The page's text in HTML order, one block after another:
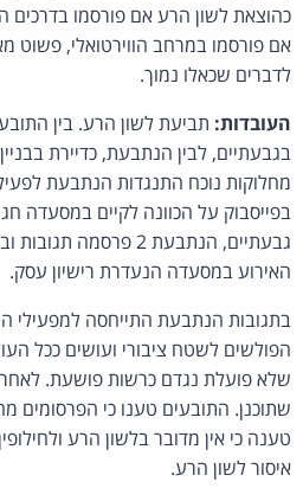
כהוצאת לשון הרע אם פורסמו בדרכים
אם פורסמו במרחב הווירטואלי, פשוט
לדברים שכאלו נמוך.
העובדות: תביעת לשון הרע. בין
בגבעתיים, לבין הנתבעת, כדיירת
מחלוקות נוכח התנגדות הנתבעת
בפייסבוק על הכוונה לקיים במסעדה
גבעתיים, הנתבעת 2
האירוע במסעדה הנעדרת רישיון עסק.
בתגובות הנתבעת התייחסה למפעילי
הפולשים לשטח ציבורי ועושים ככל
שלא פועלת נגדם כרשות פושעת. לאחר
שתוכנן. התובעים טענו כי הפרסומים
טענה כי אין מדובר בלשון הרע
איסור לשון הרע.